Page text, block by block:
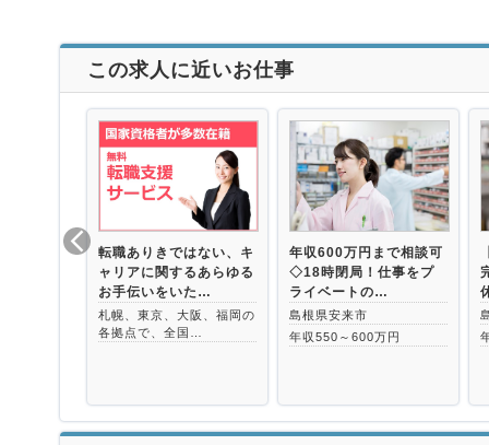
この求人に近いお仕事
転職ありきではない、キ
ャリアに関するあらゆる
お手伝いをいた…
札幌、東京、大阪、福岡の
各拠点で、全国…
年収600万円まで相談可
◇18時閉局！仕事をプ
ライベートの…
島根県安来市
年収550～600万円